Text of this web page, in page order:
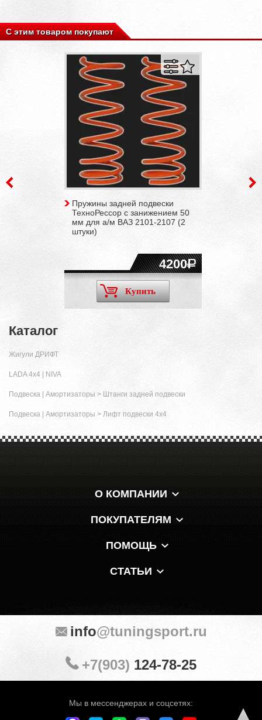
С этим товаром покупают
Пружины задней подвески
ТехноРессор с занижением 50
мм для а/м ВАЗ 2101-2107 (2
штуки)
4200
Купить
Каталог
Жигули ДРИФТ
LADA 4x4 | NIVA
Подвеска | Амортизаторы > Штанги задней подвески
Подвеска | Амортизаторы > Лифт подвески 4х4
О КОМПАНИИ
ПОКУПАТЕЛЯМ
ПОМОЩЬ
СТАТЬИ
Мы в мессенджерах и соцсетях:
info@tuningsport.ru
+7(903) 124-78-25